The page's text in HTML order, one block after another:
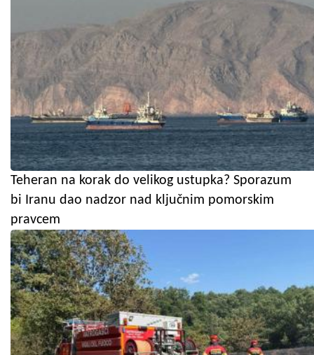
Teheran na korak do velikog ustupka? Sporazum
bi Iranu dao nadzor nad ključnim pomorskim
pravcem